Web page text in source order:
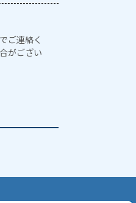
ご連絡く
がござい